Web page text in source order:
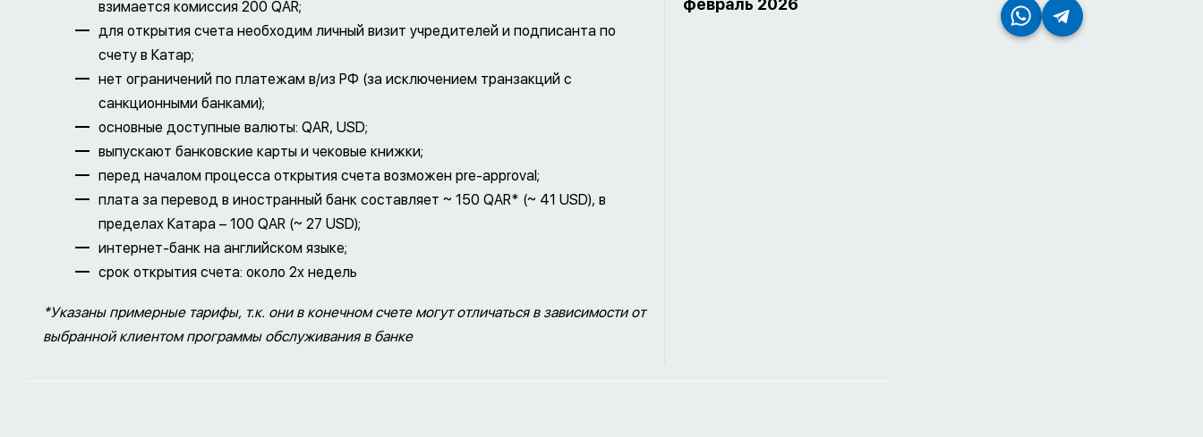
взимается комиссия 200 QAR;
для открытия счета необходим личный визит учредителей и подписанта по
счету в Катар;
нет ограничений по платежам в/из РФ (за исключением транзакций с
санкционными банками);
основные доступные валюты: QAR, USD;
выпускают банковские карты и чековые книжки;
перед началом процесса открытия счета возможен pre-approval;
плата за перевод в иностранный банк составляет ~ 150 QAR* (~ 41 USD), в
пределах Катара – 100 QAR (~ 27 USD);
интернет-банк на английском языке;
срок открытия счета: около 2х недель
*Указаны примерные тарифы, т.к. они в конечном счете могут отличаться в зависимости от
выбранной клиентом программы обслуживания в банке
февраль 2026